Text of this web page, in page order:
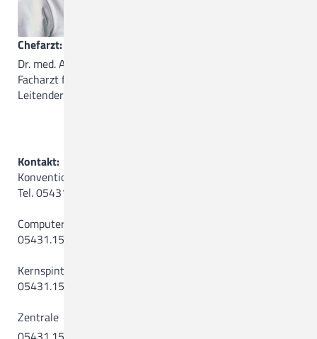
Chefarzt:
Dr. med. Asmus Wulff
Facharzt für Radiologie
Leitender Radiologe des MVZ am CKQ
Kontakt:
Konventionelle Radiologie/DSA
Tel. 05431.15-17 92
Computertomographie (CT)
05431.15-17 92
Kernspintomographie (MRT)
05431.15-17 92
Zentrale